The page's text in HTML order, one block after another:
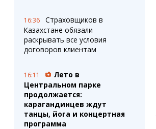
16:36
Страховщиков в
Казахстане обязали
раскрывать все условия
договоров клиентам
16:11
Лето в
Центральном парке
продолжается:
карагандинцев ждут
танцы, йога и концертная
программа